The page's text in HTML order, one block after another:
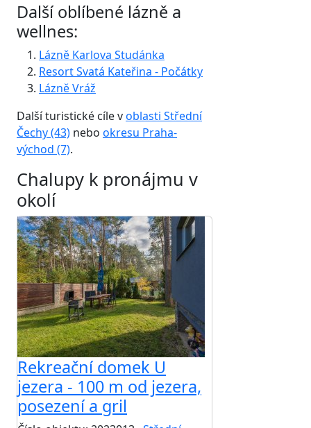
Další oblíbené lázně a
wellnes:
Lázně Karlova Studánka
Resort Svatá Kateřina - Počátky
Lázně Vráž
Další turistické cíle voblasti Střední
Čechy (43) nebo okresu Praha-
východ (7).
Chalupy k pronájmu v
okolí
Rekreační domek U
jezera - 100 m od jezera,
posezení a gril